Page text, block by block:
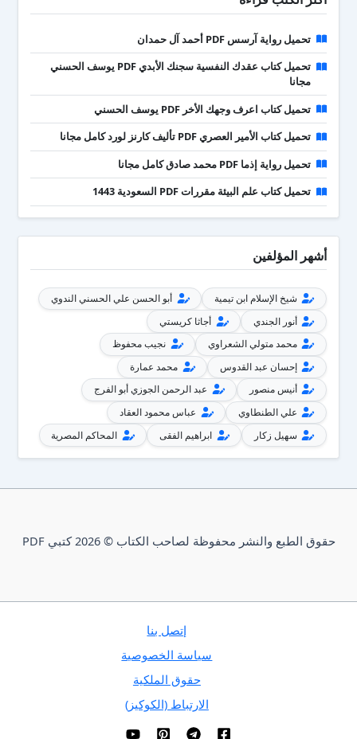
تحميل رواية آرسس PDF أحمد آل حمدان
تحميل كتاب عقدك النفسية سجنك الأبدي PDF يوسف الحسني
مجانا
تحميل كتاب اعرف وجهك الأخر PDF يوسف الحسني
تحميل كتاب الأمير العصري PDF تأليف كارنز لورد كامل مجانا
تحميل رواية إذما PDF محمد صادق كامل مجانا
تحميل كتاب علم البيئة مقررات PDF السعودية 1443
أشهر المؤلفين
شيخ الإسلام ابن تيمية
أبو الحسن علي الحسني الندوي
أنور الجندي
أجاثا كريستي
محمد متولي الشعراوي
نجيب محفوظ
إحسان عبد القدوس
محمد عمارة
أنيس منصور
عبد الرحمن الجوزي أبو الفرج
علي الطنطاوي
عباس محمود العقاد
سهيل زكار
ابراهيم الفقى المحاكم المصرية
حقوق الطبع والنشر محفوظة لصاحب الكتاب © 2026 كتبي PDF
إتصل بنا
سياسة الخصوصية
حقوق الملكية
الارتباط (الكوكيز)